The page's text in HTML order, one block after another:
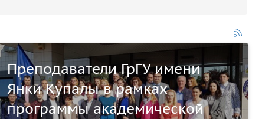
Преподаватели ГрГУ имени
Янки Купалы в рамках
программы академической